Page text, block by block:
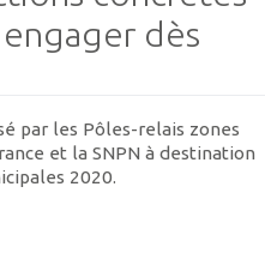
dès
par les Pôles-relais zones
et la SNPN à destination
2020.